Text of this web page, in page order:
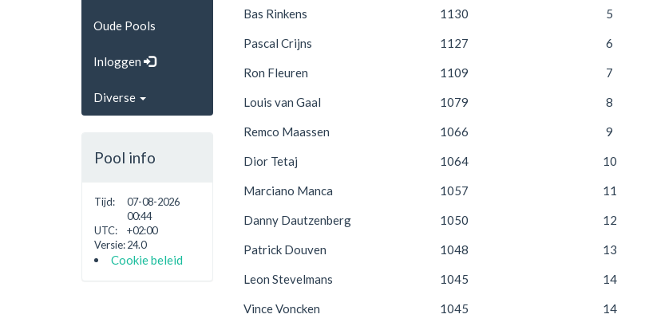
Oude Pools
Inloggen
Diverse
Pool info
Tijd:
07-08-2026
00:44
UTC:
+02:00
Versie:24.0
Cookie beleid
Bas Rinkens 1130 5
Pascal Crijns 1127 6
Ron Fleuren 1109 7
Louis van Gaal 1079 8
Remco Maassen 1066 9
Dior Tetaj 1064 10
Marciano Manca 1057 11
Danny Dautzenberg 1050 12
Patrick Douven 1048 13
Leon Stevelmans 1045 14
Vince Voncken 1045 14